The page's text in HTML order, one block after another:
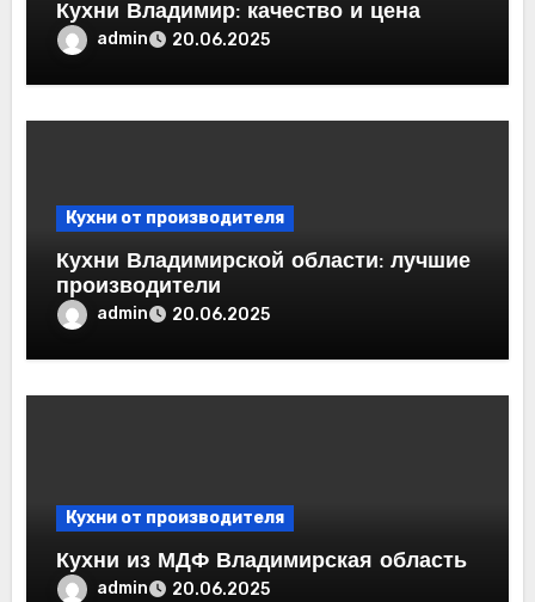
Кухни Владимир: качество и цена
admin 20.06.2025
Кухни от производителя
Кухни Владимирской области: лучшие
производители
admin 20.06.2025
Кухни от производителя
Кухни из МДФ Владимирская область
admin 20.06.2025